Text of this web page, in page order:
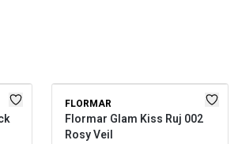
FLORMAR
Flormar Glam Kiss Ruj 002
Rosy Veil